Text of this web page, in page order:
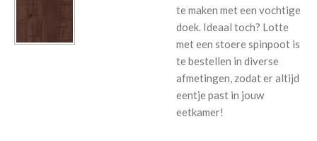
te maken met een vochtige
doek. Ideaal toch? Lotte
met een stoere spinpoot is
te bestellen in diverse
afmetingen, zodat er altijd
eentje past in jouw
eetkamer!